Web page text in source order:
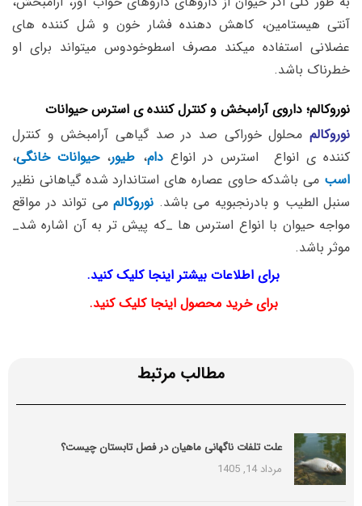
آنتی هیستامین، کاهش دهنده فشار خون و شل کننده های
عضلانی استفاده میکند مصرف اسطوخودوس میتواند برای او
خطرناک باشد.
نوروکالم؛ داروی آرامبخش و کنترل کننده ی استرس حیوانات
نوروکالم محلول خوراکی صد در صد گیاهی آرامبخش و کنترل
کننده ی انواع استرس در انواعدام، طیور،حیوانات خانگی،
اسب می باشدکه حاوی عصاره های استاندارد شده گیاهانی نظیر
سنبل الطیب و بادرنجبویه می باشد. نوروکالم می تواند در مواقع
مواجه حیوان با انواع استرس ها _که پیش تر به آن اشاره شد_
موثر باشد.
برای اطلاعات بیشتر اینجا کلیک کنید.
برای خرید محصول اینجا کلیک کنید.
مطالب مرتبط
علت تلفات ناگهانی ماهیان در فصل تابستان چیست؟
مرداد 14, 1405